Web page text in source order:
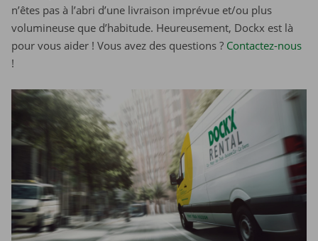
n’êtes pas à l’abri d’une livraison imprévue et/ou plus
volumineuse que d’habitude. Heureusement, Dockx est là
pour vous aider ! Vous avez des questions ? Contactez-nous
!